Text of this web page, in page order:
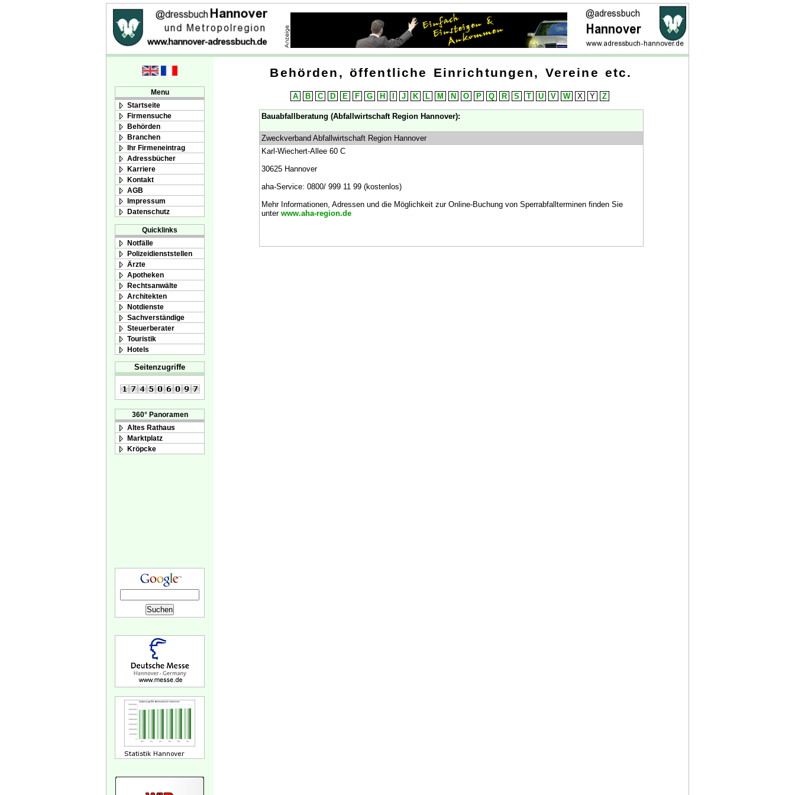
Menu
Startseite
Firmensuche
Behörden
Branchen
Ihr Firmeneintrag
Adressbücher
Karriere
Kontakt
AGB
Impressum
Datenschutz
Quicklinks
Notfälle
Polizeidienststellen
Ärzte
Apotheken
Rechtsanwälte
Architekten
Notdienste
Sachverständige
Steuerberater
Touristik
Hotels
Seitenzugriffe
360° Panoramen
Altes Rathaus
Marktplatz
Kröpcke
Behörden, öffentliche Einrichtungen, Vereine etc.
A B C D E F G H J K L M N O P Q R S T U V W X Y Z
Bauabfallberatung (Abfallwirtschaft Region Hannover):
Zweckverband Abfallwirtschaft Region Hannover
Karl-Wiechert-Allee 60 C
30625 Hannover
aha-Service: 0800/ 999 11 99 (kostenlos)
Mehr Informationen, Adressen und die Möglichkeit zur Online-Buchung von Sperrabfallterminen finden Sie
unter www.aha-region.de